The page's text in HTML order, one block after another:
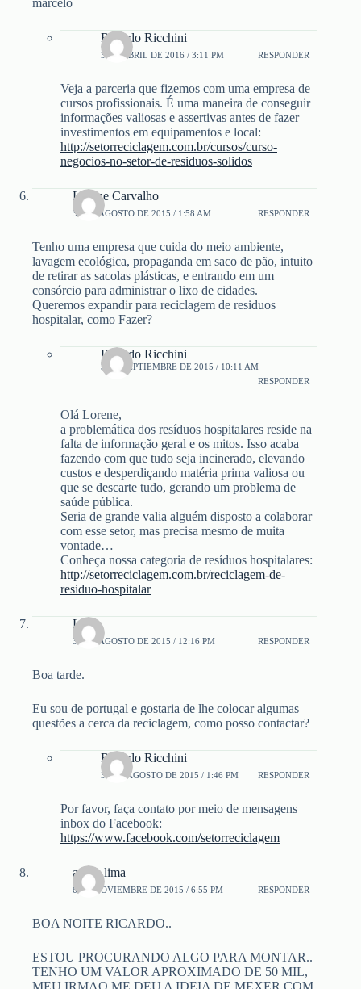
Ricardo Ricchini
3 DE ABRIL DE 2016 / 3:11 PM RESPONDER
Veja a parceria que fizemos com uma empresa de
cursos profissionais. É uma maneira de conseguir
informações valiosas e assertivas antes de fazer
investimentos em equipamentos e local:
http://setorreciclagem.com.br/cursos/curso-
negocios-no-setor-de-residuos-solidos
Lorene Carvalho
31 DE AGOSTO DE 2015 / 1:58 AM RESPONDER
Tenho uma empresa que cuida do meio ambiente,
lavagem ecológica, propaganda em saco de pão, intuito
de retirar as sacolas plásticas, e entrando em um
consórcio para administrar o lixo de cidades.
Queremos expandir para reciclagem de residuos
hospitalar, como Fazer?
Ricardo Ricchini
3 DE SEPTIEMBRE DE 2015 / 10:11 AM
RESPONDER
Olá Lorene,
a problemática dos resíduos hospitalares reside na
falta de informação geral e os mitos. Isso acaba
fazendo com que tudo seja incinerado, elevando
custos e desperdiçando matéria prima valiosa ou
que se descarte tudo, gerando um problema de
saúde pública.
Seria de grande valia alguém disposto a colaborar
com esse setor, mas precisa mesmo de muita
vontade…
Conheça nossa categoria de resíduos hospitalares:
http://setorreciclagem.com.br/reciclagem-de-
residuo-hospitalar
Luis
31 DE AGOSTO DE 2015 / 12:16 PM RESPONDER
Boa tarde.
Eu sou de portugal e gostaria de lhe colocar algumas
questões a cerca da reciclagem, como posso contactar?
Ricardo Ricchini
31 DE AGOSTO DE 2015 / 1:46 PM RESPONDER
Por favor, faça contato por meio de mensagens
inbox do Facebook:
https://www.facebook.com/setorreciclagem
andre lima
6 DE NOVIEMBRE DE 2015 / 6:55 PM RESPONDER
BOA NOITE RICARDO..
ESTOU PROCURANDO ALGO PARA MONTAR..
TENHO UM VALOR APROXIMADO DE 50 MIL,
MEU IRMAO ME DEU A IDEIA DE MEXER COM